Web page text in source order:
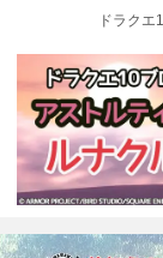
ドラク